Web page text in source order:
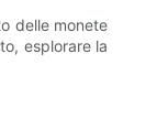
delle monete
esplorare la